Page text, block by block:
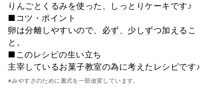
りんごとくるみを使った、しっとりケーキです♪
■コツ・ポイント
卵は分離しやすいので、必ず、少しずつ加えるこ
と。
■このレシピの生い立ち
主宰しているお菓子教室の為に考えたレシピです♪
※みやすさのために書式を一部改変しています。